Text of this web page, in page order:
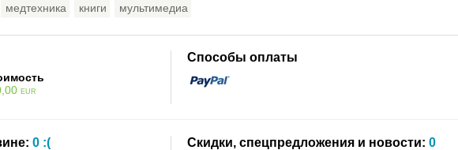
медтехника книги мультимедиа
EUR
Способы оплаты
0 :( Скидки, спецпредложения и новости: 0